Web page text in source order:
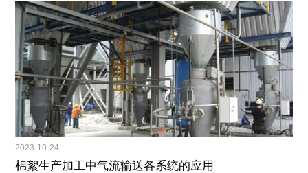
2023-10-24
棉絮生产加工中气流输送各系统的应用